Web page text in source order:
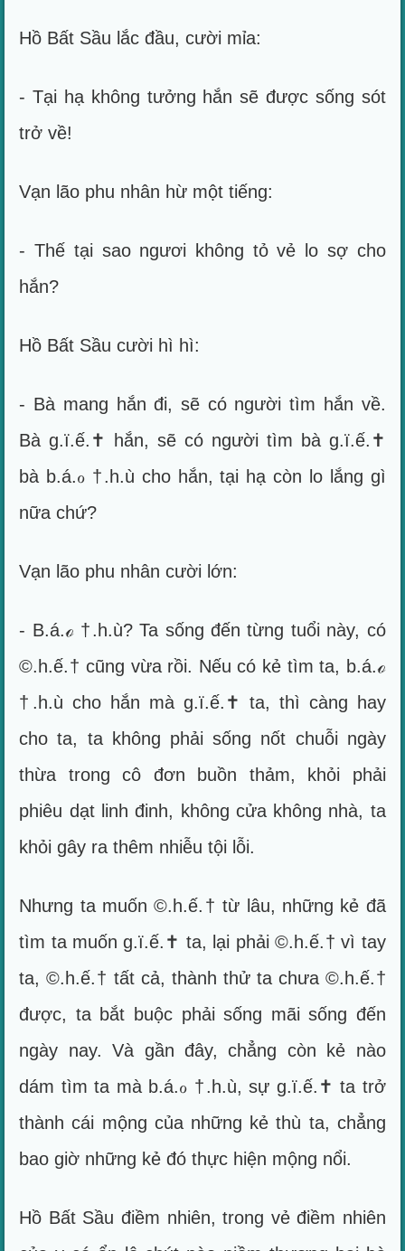
Hồ Bất Sầu lắc đầu, cười mỉa:
- Tại hạ không tưởng hắn sẽ được sống sót
trở về!
Vạn lão phu nhân hừ một tiếng:
- Thế tại sao ngươi không tỏ vẻ lo sợ cho
hắn?
Hồ Bất Sầu cười hì hì:
- Bà mang hắn đi, sẽ có người tìm hắn về.
Bà g.ï.ế.✝ hắn, sẽ có người tìm bà g.ï.ế.✝
bà b.á.ℴ †.h.ù cho hắn, tại hạ còn lo lắng gì
nữa chứ?
Vạn lão phu nhân cười lớn:
- B.á.ℴ †.h.ù? Ta sống đến từng tuổi này, có
©.h.ế.† cũng vừa rồi. Nếu có kẻ tìm ta, b.á.ℴ
†.h.ù cho hắn mà g.ï.ế.✝ ta, thì càng hay
cho ta, ta không phải sống nốt chuỗi ngày
thừa trong cô đơn buồn thảm, khỏi phải
phiêu dạt linh đinh, không cửa không nhà, ta
khỏi gây ra thêm nhiễu tội lỗi.
Nhưng ta muốn ©.h.ế.† từ lâu, những kẻ đã
tìm ta muốn g.ï.ế.✝ ta, lại phải ©.h.ế.† vì tay
ta, ©.h.ế.† tất cả, thành thử ta chưa ©.h.ế.†
được, ta bắt buộc phải sống mãi sống đến
ngày nay. Và gần đây, chẳng còn kẻ nào
dám tìm ta mà b.á.ℴ †.h.ù, sự g.ï.ế.✝ ta trở
thành cái mộng của những kẻ thù ta, chẳng
bao giờ những kẻ đó thực hiện mộng nổi.
Hồ Bất Sầu điềm nhiên, trong vẻ điềm nhiên